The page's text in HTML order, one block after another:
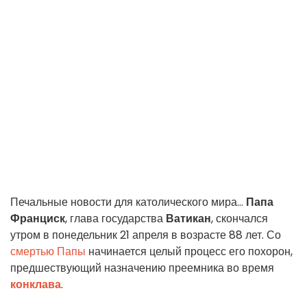
Печальные новости для католического мира... Папа
Франциск, глава государства Ватикан, скончался
утром в понедельник 21 апреля в возрасте 88 лет. Со
смертью Папы начинается целый процесс его похорон,
предшествующий назначению преемника во время
конклава.